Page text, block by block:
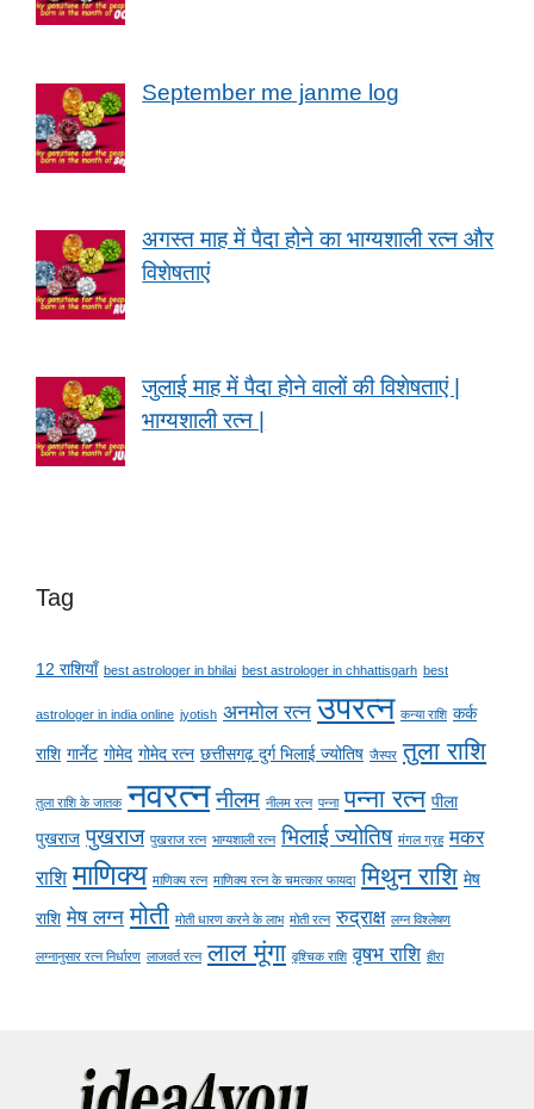
September me janme log
अगस्त माह में पैदा होने का भाग्यशाली रत्न और
विशेषताएं
जुलाई माह में पैदा होने वालों की विशेषताएं |
भाग्यशाली रत्न |
Tag
12 राशियाँ best astrologer in bhilai best astrologer in chhattisgarh best
astrologer in india online jyotish अनमोल रत्न उपरत्न कन्या राशि कर्क
राशि गार्नेट गोमेद गोमेद रत्न छत्तीसगढ़ दुर्ग भिलाई ज्योतिष जैस्पर तुला राशि
तुला राशि के जातक नवरत्न नीलम नीलम रत्न पन्ना पन्ना रत्न पीला
पुखराज पुखराज पुखराज रत्न भाग्यशाली रत्न भिलाई ज्योतिष मंगल ग्रह मकर
राशि माणिक्य माणिक्य रत्न माणिक्य रत्न के चमत्कार फायदा मिथुन राशि मेष
राशि मेष लग्न मोती मोती धारण करने के लाभ मोती रत्न रुद्राक्ष लग्न विश्लेषण
लग्नानुसार रत्न निर्धारण लाजवर्त रत्न लाल मूंगा वृश्चिक राशि वृषभ राशि हीरा